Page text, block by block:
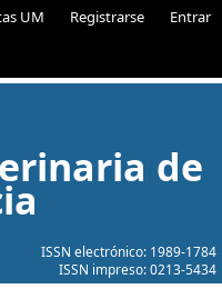
UM Registrarse Entrar
ISSN electrónico: 1989-1784
ISSN impreso:0213-5434
de